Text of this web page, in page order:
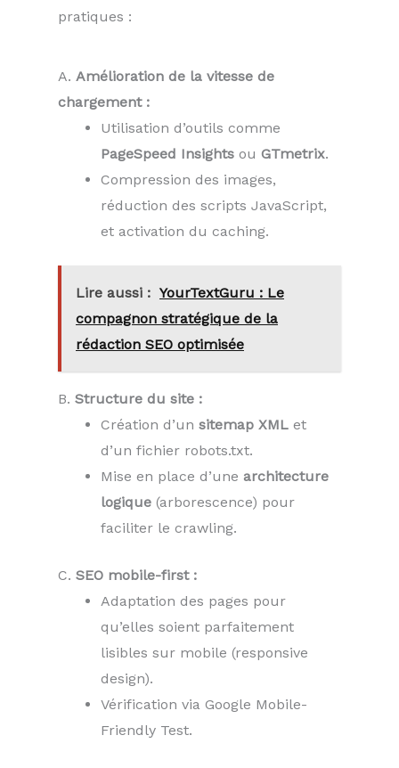
pratiques :
A. Amélioration de la vitesse de
chargement :
Utilisation d’outils comme
PageSpeed Insights ou GTmetrix.
Compression des images,
réduction des scripts JavaScript,
et activation du caching.
Lire aussi : YourTextGuru : Le
compagnon stratégique de la
rédaction SEO optimisée
B. Structure du site :
Création d’un sitemap XML et
d’un fichier robots.txt.
Mise en place d’une architecture
logique (arborescence) pour
faciliter le crawling.
C. SEO mobile-first :
Adaptation des pages pour
qu’elles soient parfaitement
lisibles sur mobile (responsive
design).
Vérification via Google Mobile-
Friendly Test.